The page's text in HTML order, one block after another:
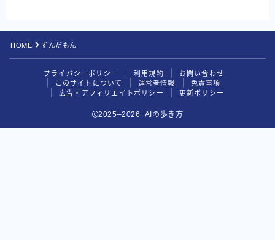
Perplexity
目的別で探す
画像生成AI
HOME ずんだもん
プライバシーポリシー 利用規約
お問い合わせ
このサイトについて
運営者情報
免責事項
広告・アフィリエイトポリシー
更新ポリシー
2025–2026 AIの歩き方